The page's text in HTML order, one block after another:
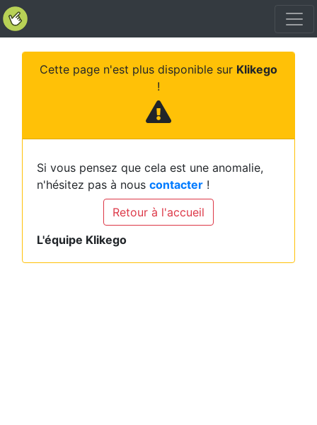
Cette page n'est plus disponible sur Klikego
!
Si vous pensez que cela est une anomalie,
n'hésitez pas à nous contacter !
Retour à l'accueil
L'équipe Klikego